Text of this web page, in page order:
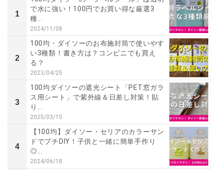
1
で水に強い！100円でお買い得な厳選3
種...
2024/11/08
2
100均・ダイソーのお布施封筒で使いやす
い3種類！書き方は？コンビニでも買え
る？
2023/04/25
3
100均ダイソーの遮光シート「PET窓ガラ
ス用シート」で紫外線＆日差し対策！貼
り...
2025/03/15
4
【100均】ダイソー・セリアのカラーサン
ドでプチDIY！子供と一緒に簡単手作り
◎...
2024/06/18